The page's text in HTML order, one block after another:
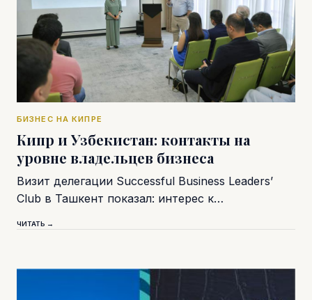
БИЗНЕС НА КИПРЕ
Кипр и Узбекистан: контакты на
уровне владельцев бизнеса
Визит делегации Successful Business Leaders’
Club в Ташкент показал: интерес к…
ЧИТАТЬ →